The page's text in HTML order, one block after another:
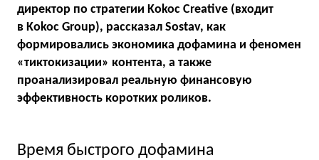
директор по стратегии Kokoc Creative (входит
в Kokoc Group), рассказал Sostav, как
формировались экономика дофамина и феномен
«тиктокизации» контента, а также
проанализировал реальную финансовую
эффективность коротких роликов.
Время быстрого дофамина